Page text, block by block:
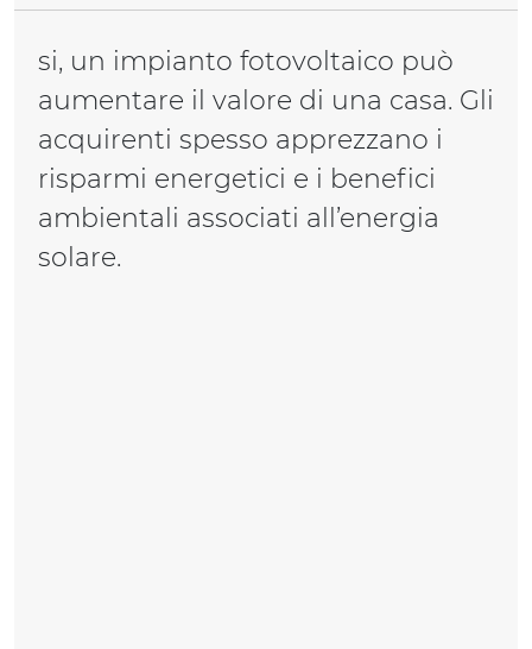
si, un impianto fotovoltaico può
aumentare il valore di una casa. Gli
acquirenti spesso apprezzano i
risparmi energetici e i benefici
ambientali associati all’energia
solare.